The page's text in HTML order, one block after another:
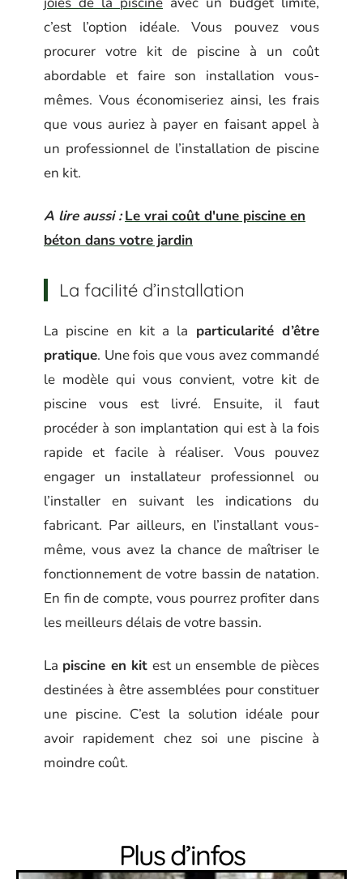
c’est l’option idéale. Vous pouvez vous
procurer votre kit de piscine à un coût
abordable et faire son installation vous-
mêmes. Vous économiseriez ainsi, les frais
que vous auriez à payer en faisant appel à
un professionnel de l’installation de piscine
en kit.
A lire aussi : Le vrai coût d'une piscine en
béton dans votre jardin
La facilité d’installation
La piscine en kit a la particularité d’être
pratique. Une fois que vous avez commandé
le modèle qui vous convient, votre kit de
piscine vous est livré. Ensuite, il faut
procéder à son implantation qui est à la fois
rapide et facile à réaliser. Vous pouvez
engager un installateur professionnel ou
l’installer en suivant les indications du
fabricant. Par ailleurs, en l’installant vous-
même, vous avez la chance de maîtriser le
fonctionnement de votre bassin de natation.
En fin de compte, vous pourrez profiter dans
les meilleurs délais de votre bassin.
La piscine en kit est un ensemble de pièces
destinées à être assemblées pour constituer
une piscine. C’est la solution idéale pour
avoir rapidement chez soi une piscine à
moindre coût.
Plus d’infos